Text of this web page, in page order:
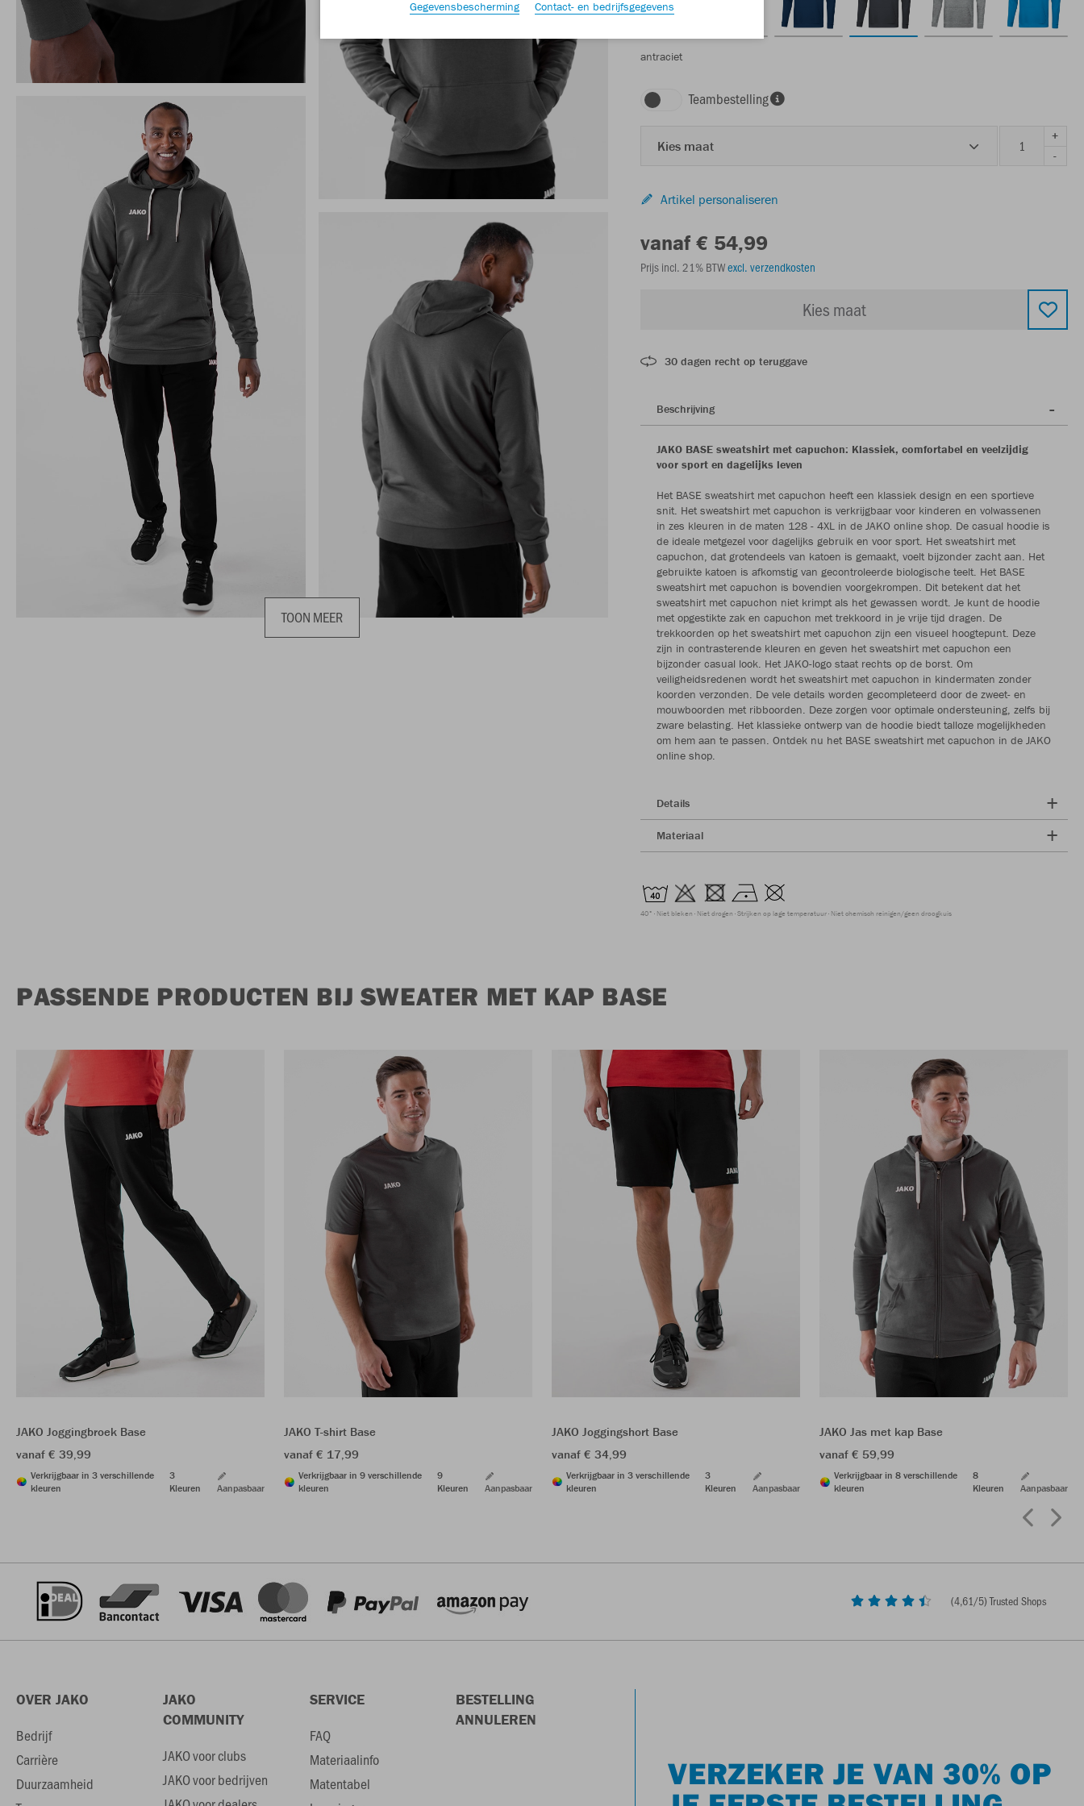
TOON MEER
antraciet
Teambestelling
Kies maat
+
-
Artikel personaliseren
vanaf € 54,99
Prijs incl. 21% BTWexcl. verzendkosten
Kies maat
30 dagen recht op teruggave
Beschrijving
JAKO BASE sweatshirt met capuchon: Klassiek, comfortabel en veelzijdig
voor sport en dagelijks leven
Het BASE sweatshirt met capuchon heeft een klassiek design en een sportieve
snit. Het sweatshirt met capuchon is verkrijgbaar voor kinderen en volwassenen
in zes kleuren in de maten 128 - 4XL in de JAKO online shop. De casual hoodie is
de ideale metgezel voor dagelijks gebruik en voor sport. Het sweatshirt met
capuchon, dat grotendeels van katoen is gemaakt, voelt bijzonder zacht aan. Het
gebruikte katoen is afkomstig van gecontroleerde biologische teelt. Het BASE
sweatshirt met capuchon is bovendien voorgekrompen. Dit betekent dat het
sweatshirt met capuchon niet krimpt als het gewassen wordt. Je kunt de hoodie
met opgestikte zak en capuchon met trekkoord in je vrije tijd dragen. De
trekkoorden op het sweatshirt met capuchon zijn een visueel hoogtepunt. Deze
zijn in contrasterende kleuren en geven het sweatshirt met capuchon een
bijzonder casual look. Het JAKO-logo staat rechts op de borst. Om
veiligheidsredenen wordt het sweatshirt met capuchon in kindermaten zonder
koorden verzonden. De vele details worden gecompleteerd door de zweet- en
mouwboorden met ribboorden. Deze zorgen voor optimale ondersteuning, zelfs bij
zware belasting. Het klassieke ontwerp van de hoodie biedt talloze mogelijkheden
om hem aan te passen. Ontdek nu het BASE sweatshirt met capuchon in de JAKO
online shop.
Details
Materiaal
40° Niet bleken Niet drogen Strijken op lage temperatuur Niet chemisch reinigen/geen droogkuis
PASSENDE PRODUCTEN BIJ SWEATER MET KAP BASE
JAKO Joggingbroek Base
vanaf € 39,99
Verkrijgbaar in 3 verschillende
kleuren
3
Kleuren
Aanpasbaar
JAKO T-shirt Base
vanaf € 17,99
Verkrijgbaar in 9 verschillende
kleuren
9
Kleuren
Aanpasbaar
JAKO Joggingshort Base
vanaf € 34,99
Verkrijgbaar in 3 verschillende
kleuren
3
Kleuren
Aanpasbaar
JAKO Jas met kap Base
vanaf € 59,99
Verkrijgbaar in 8 verschillende
kleuren
8
Kleuren
Aanpasbaar
(4,61/5) Trusted Shops
OVER JAKO
Bedrijf
Carrière
Duurzaamheid
JAKO
COMMUNITY
JAKO voor clubs
JAKO voor bedrijven
SERVICE
FAQ
Materiaalinfo
Matentabel
BESTELLING
ANNULEREN
VERZEKER JE VAN 30% OP
Gegevensbescherming Contact- en bedrijfsgegevens